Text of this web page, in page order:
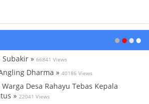
Subakir » 66841 Views
Dharma » 40186 Views
Desa Rahayu Tebas Kepala
» 22041 Views